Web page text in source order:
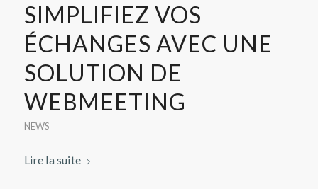
SIMPLIFIEZ VOS
ÉCHANGES AVEC UNE
SOLUTION DE
WEBMEETING
NEWS
Lire la suite